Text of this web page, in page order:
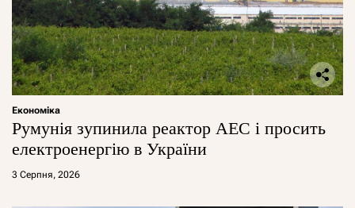
Економіка
Румунія зупинила реактор АЕС і просить
електроенергію в України
3 Серпня, 2026